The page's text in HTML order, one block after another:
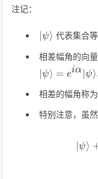
注记：
ψ⟩ 代表集合
相差幅角的向
∣ψ⟩ = eiα ∣ψ⟩
相差的幅角称为
特别注意，虽然
∣ψ⟩